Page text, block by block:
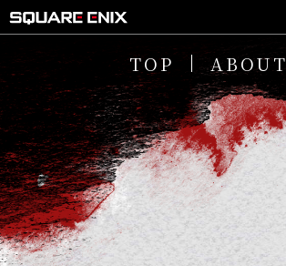
TOP ABOUT